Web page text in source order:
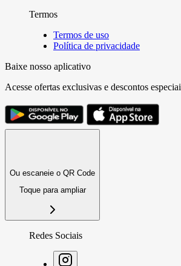
Termos
Termos de uso
Política de privacidade
Baixe nosso aplicativo
Acesse ofertas exclusivas e descontos
Ou escaneie o QR Code
Toque para ampliar
Redes Sociais